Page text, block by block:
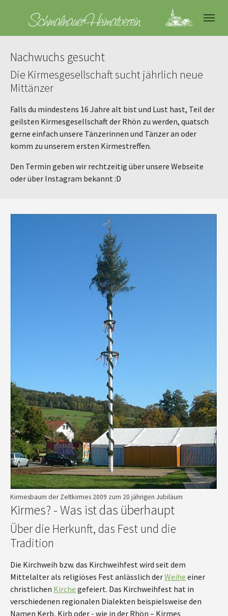
Nachwuchs gesucht
Die Kirmesgesellschaft sucht jährlich neue
Mittänzer
Falls du mindestens 16 Jahre alt bist und Lust hast, Teil der
geilsten Kirmesgesellschaft der Rhön zu werden, quatsch
gerne einfach unsere Tänzerinnen und Tänzer an oder
komm zu unserem ersten Kirmestreffen.
Den Termin geben wir rechtzeitig über unsere Webseite
oder über Instagram bekannt :D
Kirmesbaum der Zeltkirmes 2009 zum 20 jährigen Jubiläum
Kirmes? - Was ist das überhaupt
Über die Herkunft, das Fest und die
Tradition
Die Kirchweih bzw. das Kirchweihfest wird seit dem
Mittelalter als religiöses Fest anlässlich derWeihe einer
christlichen Kirche gefeiert. Das Kirchweihfest hat in
verschiedenen regionalen Dialekten beispielsweise den
Namen Kerb, Kirb oder - wie in der Rhön – Kirmes